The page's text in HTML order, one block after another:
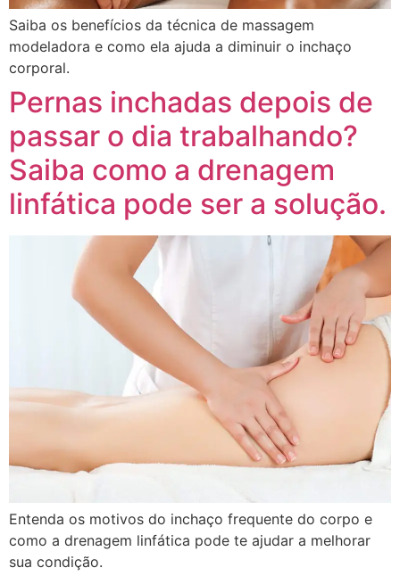
Saiba os benefícios da técnica de massagem
modeladora e como ela ajuda a diminuir o inchaço
corporal.
Pernas inchadas depois de
passar o dia trabalhando?
Saiba como a drenagem
linfática pode ser a solução.
Entenda os motivos do inchaço frequente do corpo e
como a drenagem linfática pode te ajudar a melhorar
sua condição.